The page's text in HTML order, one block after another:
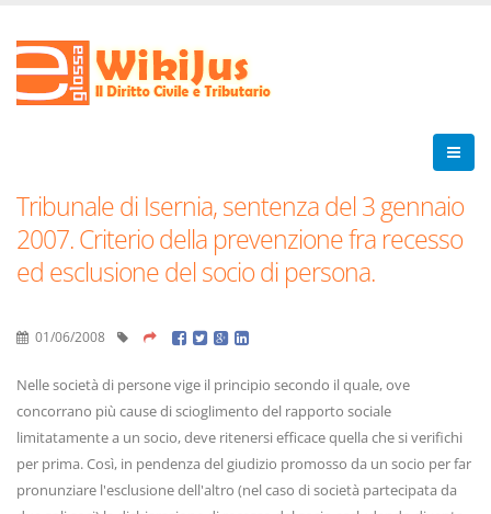
Tribunale di Isernia, sentenza del 3 gennaio
2007. Criterio della prevenzione fra recesso
ed esclusione del socio di persona.
01/06/2008
Nelle società di persone vige il principio secondo il quale, ove
concorrano più cause di scioglimento del rapporto sociale
limitatamente a un socio, deve ritenersi efficace quella che si verifichi
per prima. Così, in pendenza del giudizio promosso da un socio per far
pronunziare l'esclusione dell'altro (nel caso di società partecipata da